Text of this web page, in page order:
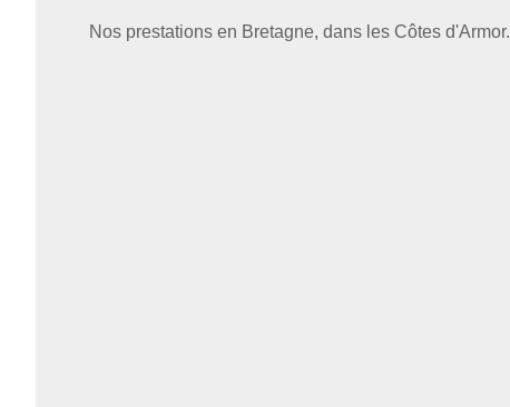
Nos prestations en Bretagne, dans les Côtes d'Armor.